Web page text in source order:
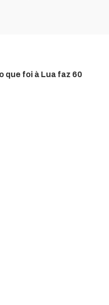
que foi à Lua faz 60